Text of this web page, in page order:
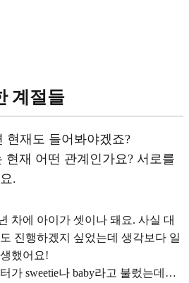
계절들
현재도 들어봐야겠죠?
현재 어떤 관계인가요? 서로를
.
차에 아이가 셋이나 돼요. 사실 대
진행하겠지 싶었는데 생각보다 일
했어요!
가 sweetie나 baby라고 불렀는데…